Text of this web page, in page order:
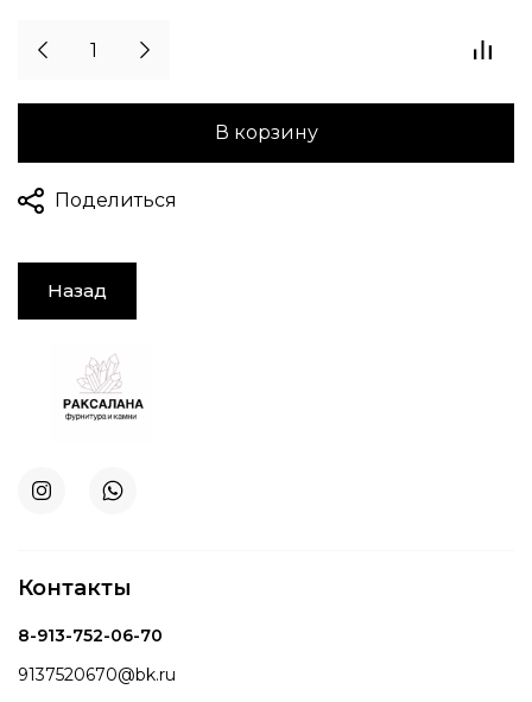
В корзину
Поделиться
Назад
Контакты
8-913-752-06-70
9137520670@bk.ru